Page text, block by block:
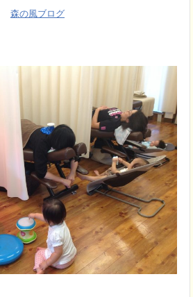
森の風ブログ